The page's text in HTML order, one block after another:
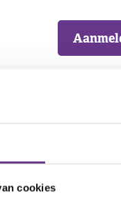
cookies
tuin. Op